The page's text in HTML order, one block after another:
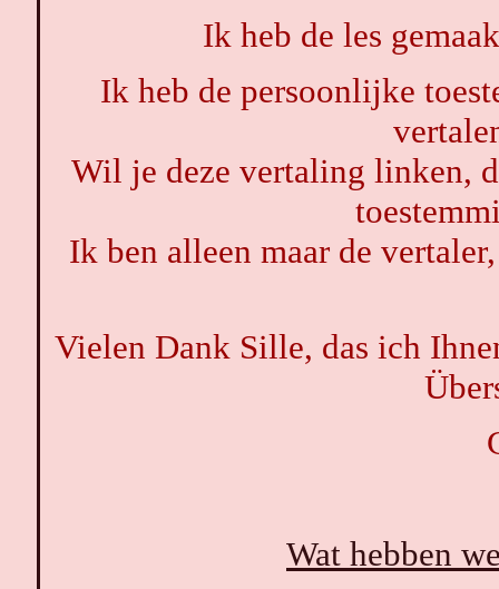
Ik heb de les
Ik heb de persoonlijke
Wil je deze vertaling linken,
Ik ben alleen maar de
Vielen Dank Sille, das ich
Wat hebben